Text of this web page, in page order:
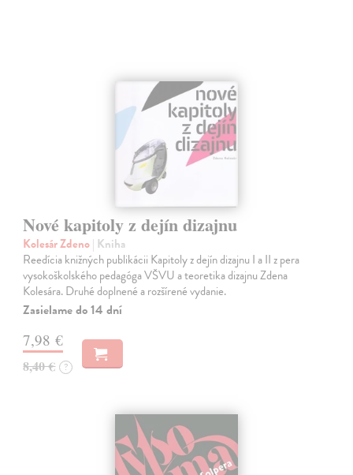
Nové kapitoly z dejín dizajnu
Kolesár Zdeno| Kniha
Reedícia knižných publikácii Kapitoly z dejín dizajnu I a II z pera
vysokoškolského pedagóga VŠVU a teoretika dizajnu Zdena
Kolesára. Druhé doplnené a rozšírené vydanie.
Zasielame do 14 dní
7,98 €
8,40 € ?